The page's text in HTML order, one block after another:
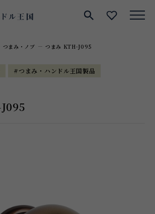
サイト内検索
お気に
つまみ・ノブ つまみ KTH-J095
#つまみ・ハンドル王国製品